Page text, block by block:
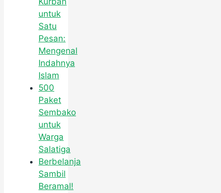
untuk
Satu
Pesan:
Mengenal
Indahnya
Islam
500
Paket
Sembako
untuk
Warga
Salatiga
Berbelanja
Sambil
Beramal!